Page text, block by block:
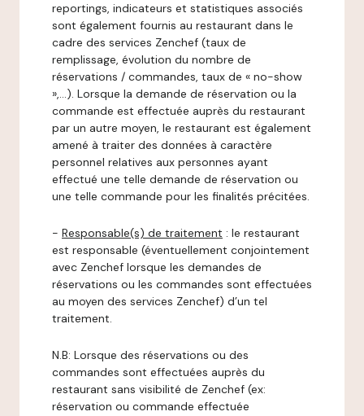
reportings, indicateurs et statistiques associés
sont également fournis au restaurant dans le
cadre des services Zenchef (taux de
remplissage, évolution du nombre de
réservations / commandes, taux de « no-show
»,…). Lorsque la demande de réservation ou la
commande est effectuée auprès du restaurant
par un autre moyen, le restaurant est également
amené à traiter des données à caractère
personnel relatives aux personnes ayant
effectué une telle demande de réservation ou
une telle commande pour les finalités précitées.
- Responsable(s) de traitement : le restaurant
est responsable (éventuellement conjointement
avec Zenchef lorsque les demandes de
réservations ou les commandes sont effectuées
au moyen des services Zenchef) d’un tel
traitement.
N.B: Lorsque des réservations ou des
commandes sont effectuées auprès du
restaurant sans visibilité de Zenchef (ex:
réservation ou commande effectuée